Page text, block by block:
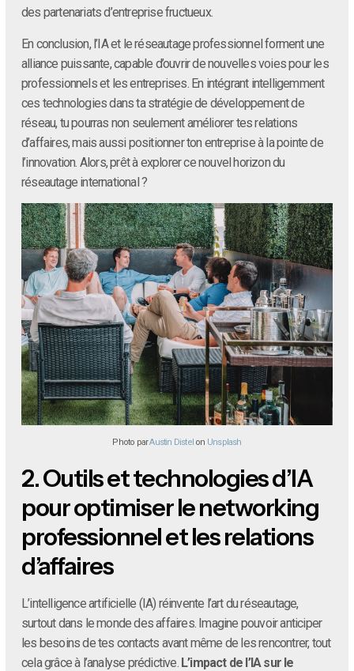
des partenariats d’entreprise fructueux.
En conclusion, l’IA et le réseautage professionnel forment une
alliance puissante, capable d’ouvrir de nouvelles voies pour les
professionnels et les entreprises. En intégrant intelligemment
ces technologies dans ta stratégie de développement de
réseau, tu pourras non seulement améliorer tes relations
d’affaires, mais aussi positionner ton entreprise à la pointe de
l’innovation. Alors, prêt à explorer ce nouvel horizon du
réseautage international ?
Photo parAustin Distel on Unsplash
2.Outils et technologies d’IA
pour optimiser le networking
professionnel et les relations
d’affaires
L’intelligence artificielle (IA) réinvente l’art du réseautage,
surtout dans le monde des affaires. Imagine pouvoir anticiper
les besoins de tes contacts avant même de les rencontrer, tout
cela grâce à l’analyse prédictive. L’impact de l’IA sur le